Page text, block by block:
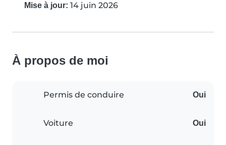
Mise à jour: 14 juin 2026
À propos de moi
Permis de conduire Oui
Voiture Oui